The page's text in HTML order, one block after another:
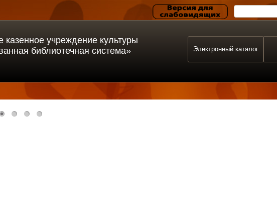
Электронный каталог
казенное учреждение культуры
библиотечная система»